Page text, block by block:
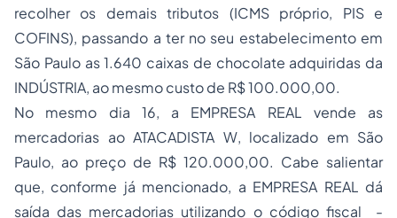
recolher os demais tributos (ICMS próprio, PIS e
COFINS), passando a ter no seu estabelecimento em
São Paulo as 1.640 caixas de chocolate adquiridas da
INDÚSTRIA, ao mesmo custo de R$ 100.000,00.
No mesmo dia 16, a EMPRESA REAL vende as
mercadorias ao ATACADISTA W, localizado em São
Paulo, ao preço de R$ 120.000,00. Cabe salientar
que, conforme já mencionado, a EMPRESA REAL dá
saída das mercadorias utilizando o código fiscal -